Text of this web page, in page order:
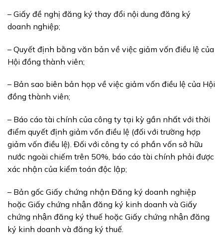
– Giấy đề nghị đăng ký thay đổi nội dung đăng ký
doanh nghiệp;
– Quyết định bằng văn bản về việc giảm vốn điều lệ của
Hội đồng thành viên;
– Bản sao biên bản họp về việc giảm vốn điều lệ của Hội
đồng thành viên;
– Báo cáo tài chính của công ty tại kỳ gần nhất với thời
điểm quyết định giảm vốn điều lệ (đối với trường hợp
giảm vốn điều lệ). Đối với công ty có phần vốn sở hữu
nước ngoài chiếm trên 50%, báo cáo tài chính phải được
xác nhận của kiểm toán độc lập;
– Bản gốc Giấy chứng nhận Đăng ký doanh nghiệp
hoặc Giấy chứng nhận đăng ký kinh doanh và Giấy
chứng nhận đăng ký thuế hoặc Giấy chứng nhận đăng
ký kinh doanh và đăng ký thuế.